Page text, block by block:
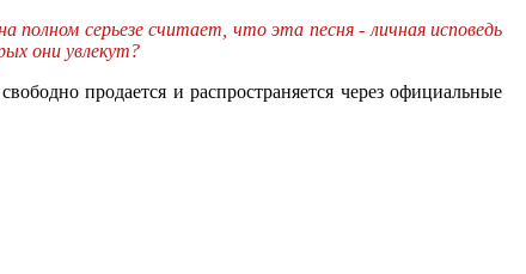
серьезе считает, что эта песня - личная исповедь
они увлекут?
продается и распространяется через официальные